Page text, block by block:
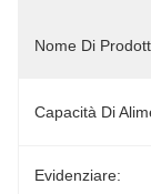
Nome Di
Capacità Di
Evidenziare: